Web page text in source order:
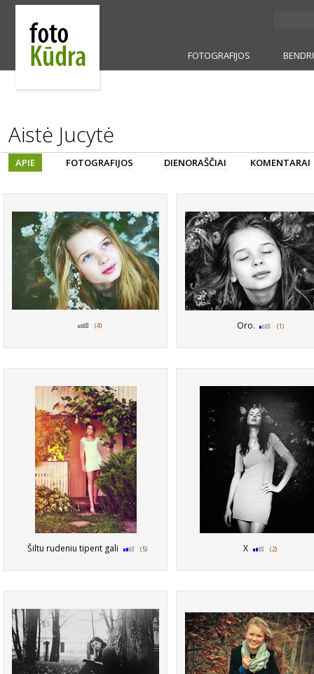
FOTOGRAFIJOS
Aistė Jucytė
APIE FOTOGRAFIJOS DIENORAŠČIAI KOMENTARAI
(4) Oro. (1)
Šiltu rudeniu tipent gali (5) X (2)